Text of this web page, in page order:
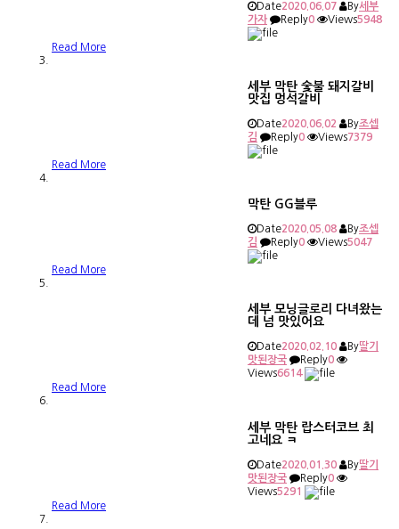
Date2020.06.07 By세부
가자
Reply0 Views5948
Read More
세부 막탄 숯불 돼지갈비
맛집 멍석갈비
Date2020.06.02 By조셉
김
Reply0 Views7379
Read More
막탄 GG블루
Date2020.05.08 By조셉
김
Reply0 Views5047
Read More
세부 모닝글로리 다녀왔는
데 넘 맛있어요
Date2020.02.10 By딸기
맛된장국
Reply0
Views6614
Read More
세부 막탄 랍스터코브 최
고네요 ㅋ
Date2020.01.30 By딸기
맛된장국
Reply0
Views5291
Read More